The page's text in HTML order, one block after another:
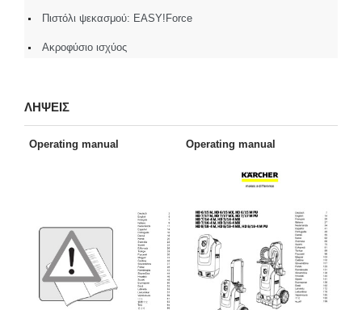
Πιστόλι ψεκασμού: EASY!Force
Ακροφύσιο ισχύος
ΛΗΨΕΙΣ
Operating manual Operating manual